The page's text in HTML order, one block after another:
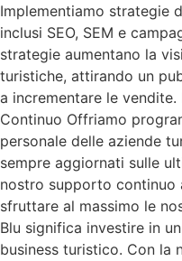
Implementiamo strategie
inclusi SEO, SEM e
strategie aumentano la
turistiche, attirando un
a incrementare le
Continuo Offriamo
personale delle aziende
sempre aggiornati sulle
nostro supporto continuo
sfruttare al massimo le
Blu significa investire in
business turistico. Con la